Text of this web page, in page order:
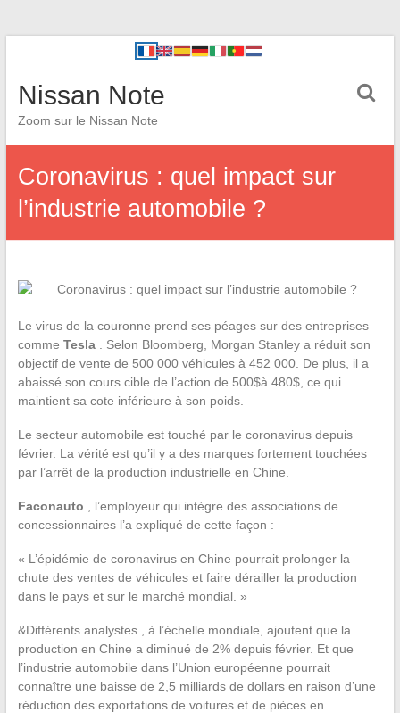
Nissan Note
Zoom sur le Nissan Note
Coronavirus : quel impact sur
l’industrie automobile ?
Le virus de la couronne prend ses péages sur des entreprises
comme Tesla
. Selon Bloomberg, Morgan Stanley a réduit son
objectif de vente de 500 000 véhicules à 452 000. De plus, il a
abaissé son cours cible de l’action de 500$à 480$, ce qui
maintient sa cote inférieure à son poids.
Le secteur automobile est touché par le coronavirus depuis
février. La vérité est qu’il y a des marques fortement touchées
par l’arrêt de la production industrielle en Chine.
Faconauto
, l’employeur qui intègre des associations de
concessionnaires l’a expliqué de cette façon :
« L’épidémie de coronavirus en Chine pourrait prolonger la
chute des ventes de véhicules et faire dérailler la production
dans le pays et sur le marché mondial. »
&Différents analystes , à l’échelle mondiale, ajoutent que la
production en Chine a diminué de 2% depuis février. Et que
l’industrie automobile dans l’Union européenne pourrait
connaître une baisse de 2,5 milliards de dollars en raison d’une
réduction des exportations de voitures et de pièces en